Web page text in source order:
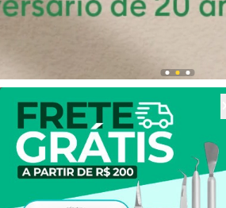
O que é a
A Cricut® fabrica prensas térmicas
corte inteligentes que funcionam
de design fácil de usar, permitindo